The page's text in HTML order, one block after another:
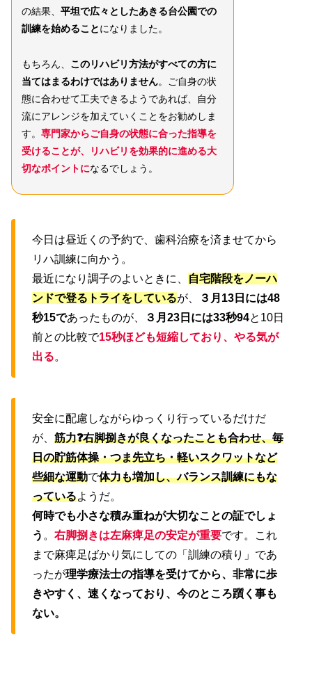
の結果、平坦で広々としたあきる台公園での
訓練を始めることになりました。
もちろん、 このリハビリ方法がすべての方に
当てはまるわけではありません。ご自身の状
態に合わせて工夫できるようであれば、自分
流にアレンジを加えていくことをお勧めしま
す。専門家からご自身の状態に合った指導を
受けることが、リハビリを効果的に進める大
切なポイントになるでしょう。
今日は昼近くの予約で、歯科治療を済ませてから
リハ訓練に向かう。
最近になり調子のよいときに、
自宅階段をノーハ
ンドで登るトライをしているが、
３月13日には48
秒15であったものが、 ３月23日には33秒94と10日
前との比較で15秒ほども短縮しており、やる気が
出る。
安全に配慮しながらゆっくり行っているだけだ
が、 筋力❓右脚捌きが良くなったことも合わせ、毎
日の貯筋体操・つま先立ち・軽いスクワットなど
些細な運動で体力も増加し、バランス訓練にもな
っているようだ。
何時でも小さな積み重ねが大切なことの証でしょ
う 。 右脚捌きは左麻痺足の安定が重要です。これ
まで麻痺足ばかり気にしての「訓練の積り」であ
ったが理学療法士の指導を受けてから、非常に歩
きやすく、速くなっており、今のところ躓く事も
ない。